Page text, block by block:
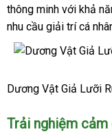
Cực
Mạnh
thông minh với khả
nhu cầu giải trí cá
Vật
Lưỡi
Dương Vật Giả Lưỡi
Trải nghiệm